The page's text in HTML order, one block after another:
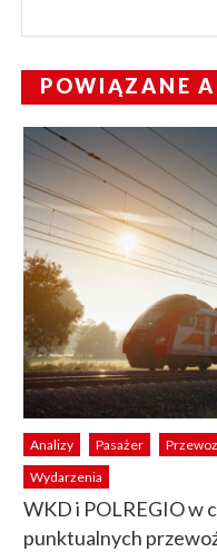
POWIĄZANE
Analizy Pasażer
Wydarzenia
WKD i POLREGIO w
punktualnych